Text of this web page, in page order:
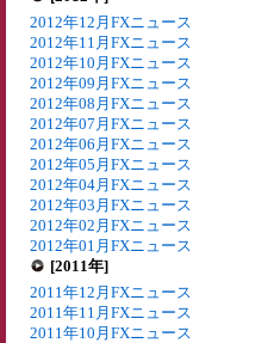
2012年12月FXニュース
2012年11月FXニュース
2012年10月FXニュース
2012年09月FXニュース
2012年08月FXニュース
2012年07月FXニュース
2012年06月FXニュース
2012年05月FXニュース
2012年04月FXニュース
2012年03月FXニュース
2012年02月FXニュース
2012年01月FXニュース
[2011年]
2011年12月FXニュース
2011年11月FXニュース
2011年10月FXニュース